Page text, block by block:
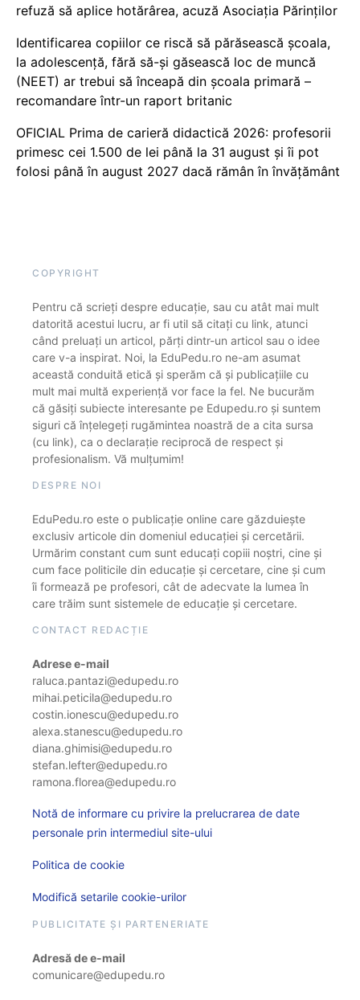
refuză să aplice hotărârea, acuză Asociația Părinților
Identificarea copiilor ce riscă să părăsească școala,
la adolescență, fără să-și găsească loc de muncă
(NEET) ar trebui să înceapă din școala primară –
recomandare într-un raport britanic
OFICIAL Prima de carieră didactică 2026: profesorii
primesc cei 1.500 de lei până la 31 august și îi pot
folosi până în august 2027 dacă rămân în învățământ
COPYRIGHT
Pentru că scrieți despre educație, sau cu atât mai mult
datorită acestui lucru, ar fi util să citați cu link, atunci
când preluați un articol, părți dintr-un articol sau o idee
care v-a inspirat. Noi, la EduPedu.ro ne-am asumat
această conduită etică și sperăm că și publicațiile cu
mult mai multă experiență vor face la fel. Ne bucurăm
că găsiți subiecte interesante pe Edupedu.ro și suntem
siguri că înțelegeți rugămintea noastră de a cita sursa
(cu link), ca o declarație reciprocă de respect și
profesionalism. Vă mulțumim!
DESPRE NOI
EduPedu.ro este o publicație online care găzduiește
exclusiv articole din domeniul educației și cercetării.
Urmărim constant cum sunt educați copiii noștri, cine și
cum face politicile din educație și cercetare, cine și cum
îi formează pe profesori, cât de adecvate la lumea în
care trăim sunt sistemele de educație și cercetare.
CONTACT REDACȚIE
Adrese e-mail
raluca.pantazi@edupedu.ro
mihai.peticila@edupedu.ro
costin.ionescu@edupedu.ro
alexa.stanescu@edupedu.ro
diana.ghimisi@edupedu.ro
stefan.lefter@edupedu.ro
ramona.florea@edupedu.ro
Notă de informare cu privire la prelucrarea de date
personale prin intermediul site-ului
Politica de cookie
Modifică setarile cookie-urilor
PUBLICITATE ȘI PARTENERIATE
Adresă de e-mail
comunicare@edupedu.ro